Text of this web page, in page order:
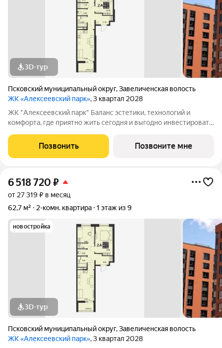
3D-тур
Псковский муниципальный округ,Завеличенская волость
ЖК «Алексеевский парк», 3 квартал 2028
ЖК "Алексеевский парк" Баланс эстетики, технологий и
комфорта, где приятно жить сегодня и выгодно инвестировать
современный проект комфорт класса в развивающемся
районе дальнего Завеличья. Дом выполнен в
Позвонить Позвоните мне
6 518 720 ₽
от 27 319 ₽ в месяц
62,7 м²
2-комн. квартира 1 этаж из 9
новостройка
3D-тур
Псковский муниципальный округ,Завеличенская волость
ЖК «Алексеевский парк», 3 квартал 2028